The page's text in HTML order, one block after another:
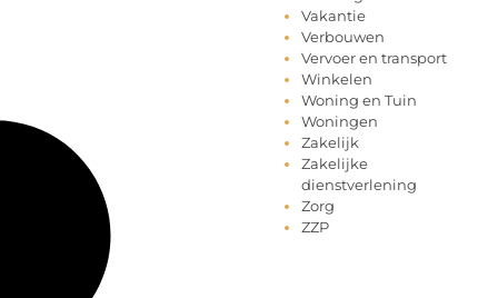
Vakantie
Verbouwen
Vervoer en transport
Winkelen
Woning en Tuin
Woningen
Zakelijk
Zakelijke
dienstverlening
Zorg
ZZP